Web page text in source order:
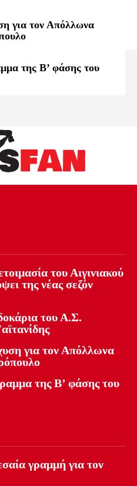
για τον Απόλλωνα
της Β’ φάσης του
του Αιγινιακού
της νέας σεζόν
του Α.Σ.
για τον Απόλλωνα
της Β’ φάσης του
γραμμή για τον